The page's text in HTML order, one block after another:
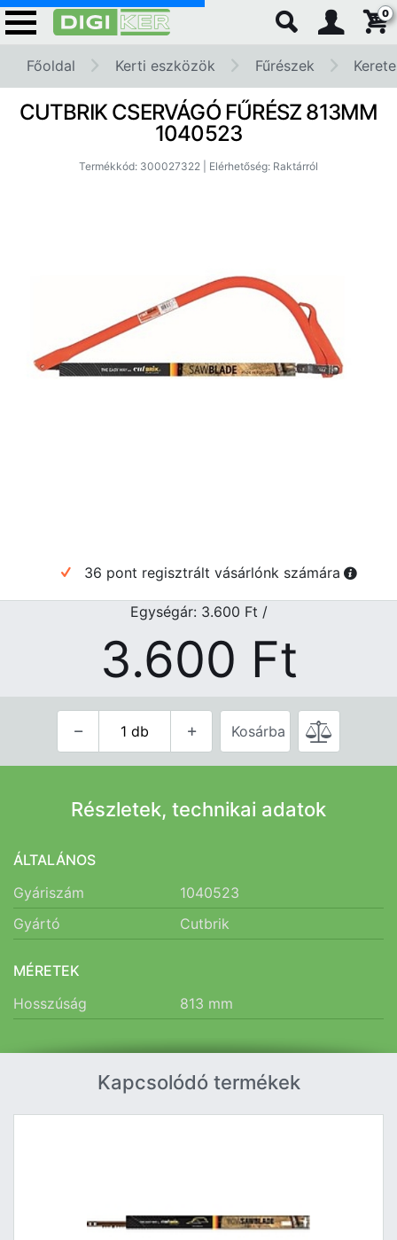
0
Főoldal Kerti eszközök Fűrészek
CUTBRIK CSERVÁGÓ FŰRÉSZ 813MM
1040523
Termékkód: 300027322 | Elérhetőség: Raktárról
36 pont regisztrált vásárlónk számára
Egységár: 3.600 Ft /
3.600 Ft
Kosárba
Részletek, technikai adatok
ÁLTALÁNOS
Gyáriszám
1040523
Gyártó
Cutbrik
MÉRETEK
Hosszúság
813 mm
Kapcsolódó termékek